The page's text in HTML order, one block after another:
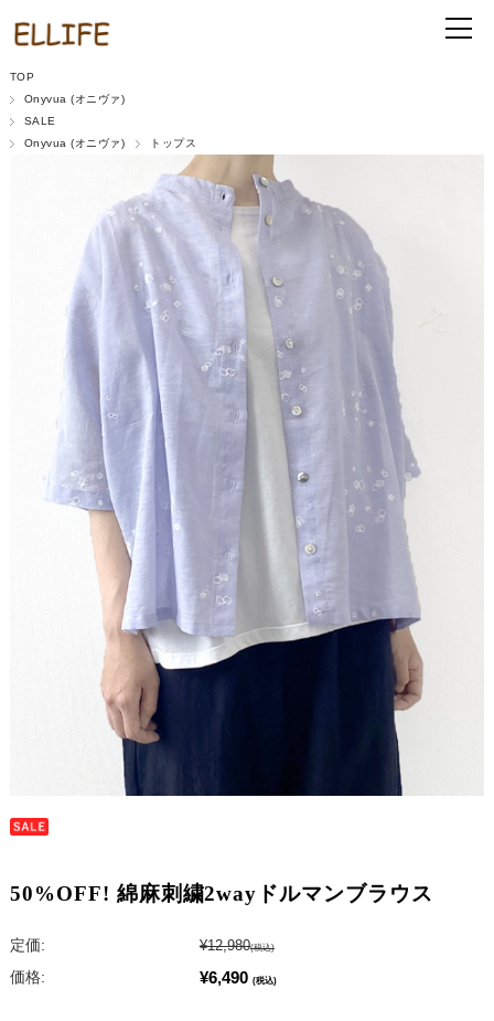
TOP
Onyvua (オニヴァ)
SALE
Onyvua (オニヴァ)
トップス
50%OFF! 綿麻刺繍2wayドルマンブラウス
定価: ¥12,980(税込)
価格: ¥6,490 (税込)